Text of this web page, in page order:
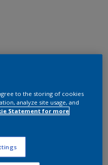
to the storing of cookies
analyze site usage, and
Statement for more